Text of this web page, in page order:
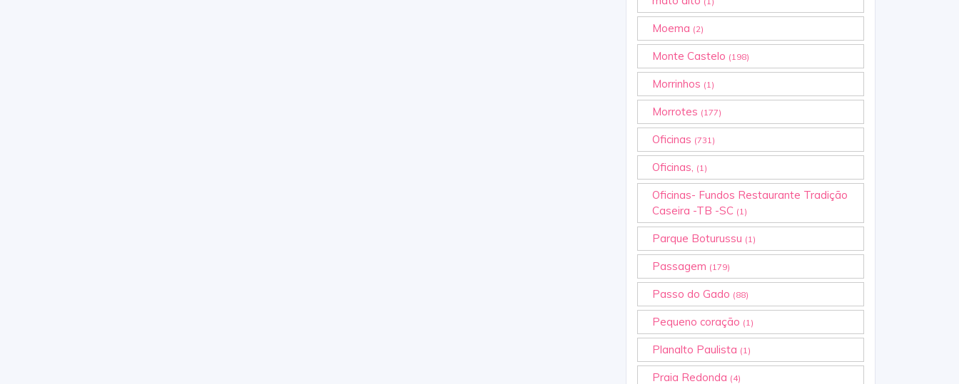
Moema (2)
Monte Castelo (198)
Morrinhos (1)
Morrotes (177)
Oficinas (731)
Oficinas, (1)
Oficinas- Fundos Restaurante Tradição
Caseira -TB -SC (1)
Parque Boturussu (1)
Passagem (179)
Passo do Gado (88)
Pequeno coração (1)
Planalto Paulista (1)
Praia Redonda (4)